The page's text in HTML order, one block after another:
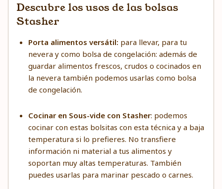
Descubre los usos de las bolsas
Stasher
Porta alimentos versátil: para llevar, para tu
nevera y como bolsa de congelación: además de
guardar alimentos frescos, crudos o cocinados en
la nevera también podemos usarlas como bolsa
de congelación.
Cocinar en Sous-vide con Stasher: podemos
cocinar con estas bolsitas con esta técnica y a baja
temperatura si lo prefieres. No transfiere
información ni material a tus alimentos y
soportan muy altas temperaturas. También
puedes usarlas para marinar pescado o carnes.